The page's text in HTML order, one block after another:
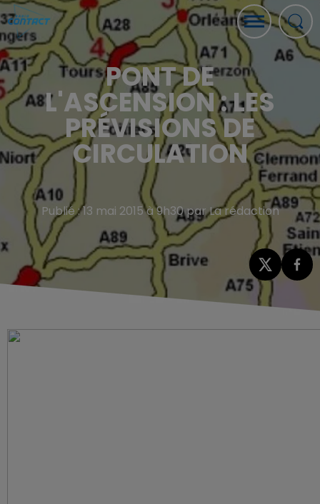
PONT DE
L'ASCENSION : LES
PRÉVISIONS DE
CIRCULATION
Publié : 13 mai 2015 à 9h30 par La rédaction